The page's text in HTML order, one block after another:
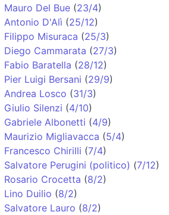
Mauro Del Bue (23/4)
Antonio D'Alì (25/12)
Filippo Misuraca (25/3)
Diego Cammarata (27/3)
Fabio Baratella (28/12)
Pier Luigi Bersani (29/9)
Andrea Losco (31/3)
Giulio Silenzi (4/10)
Gabriele Albonetti (4/9)
Maurizio Migliavacca (5/4)
Francesco Chirilli (7/4)
Salvatore Perugini (politico) (7/12)
Rosario Crocetta (8/2)
Lino Duilio (8/2)
Salvatore Lauro (8/2)